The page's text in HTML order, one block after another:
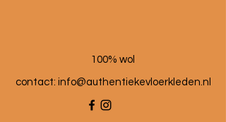
100% wol
contact: info@authentiekevloerkleden.nl